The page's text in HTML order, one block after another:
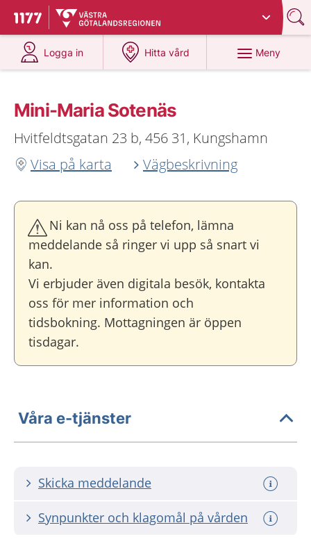
Till startsidan för 1177
Du har valt region
Logga in
på 1177.se
Hitta vård
på 1177.se
Meny
Mini-Maria Sotenäs
Hvitfeldtsgatan 23 b, 456 31, Kungshamn
Visa på karta
Vägbeskrivning
Ni kan nå oss på telefon, lämna
meddelande så ringer vi upp så snart vi
kan.
Vi erbjuder även digitala besök, kontakta
oss för mer information och
tidsbokning. Mottagningen är öppen
tisdagar.
Våra e-tjänster
Skicka meddelande
Synpunkter och klagomål på vården